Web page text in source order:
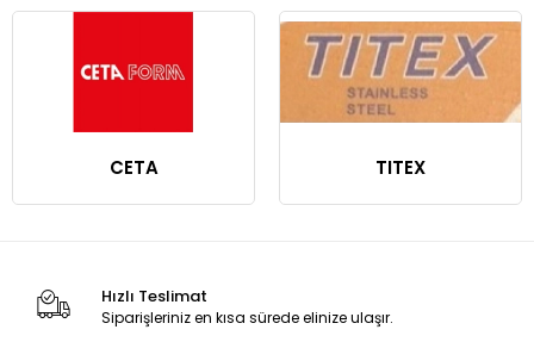
CETA TITEX
Hızlı Teslimat
Siparişleriniz en kısa sürede elinize ulaşır.